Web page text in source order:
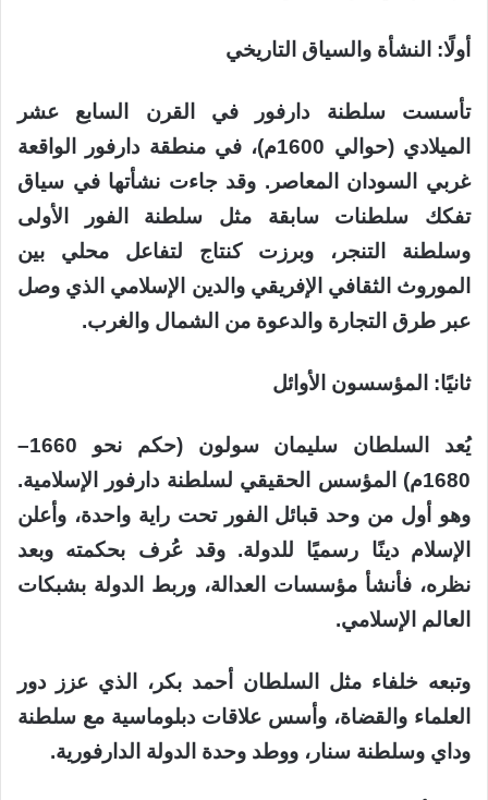
أولًا: النشأة والسياق التاريخي
تأسست سلطنة دارفور في القرن السابع عشر
الميلادي (حوالي 1600م)، في منطقة دارفور الواقعة
غربي السودان المعاصر. وقد جاءت نشأتها في سياق
تفكك سلطنات سابقة مثل سلطنة الفور الأولى
وسلطنة التنجر، وبرزت كنتاج لتفاعل محلي بين
الموروث الثقافي الإفريقي والدين الإسلامي الذي وصل
عبر طرق التجارة والدعوة من الشمال والغرب.
ثانيًا: المؤسسون الأوائل
يُعد السلطان سليمان سولون (حكم نحو 1660–
1680م) المؤسس الحقيقي لسلطنة دارفور الإسلامية.
وهو أول من وحد قبائل الفور تحت راية واحدة، وأعلن
الإسلام دينًا رسميًا للدولة. وقد عُرف بحكمته وبعد
نظره، فأنشأ مؤسسات العدالة، وربط الدولة بشبكات
العالم الإسلامي.
وتبعه خلفاء مثل السلطان أحمد بكر، الذي عزز دور
العلماء والقضاة، وأسس علاقات دبلوماسية مع سلطنة
وداي وسلطنة سنار، ووطد وحدة الدولة الدارفورية.